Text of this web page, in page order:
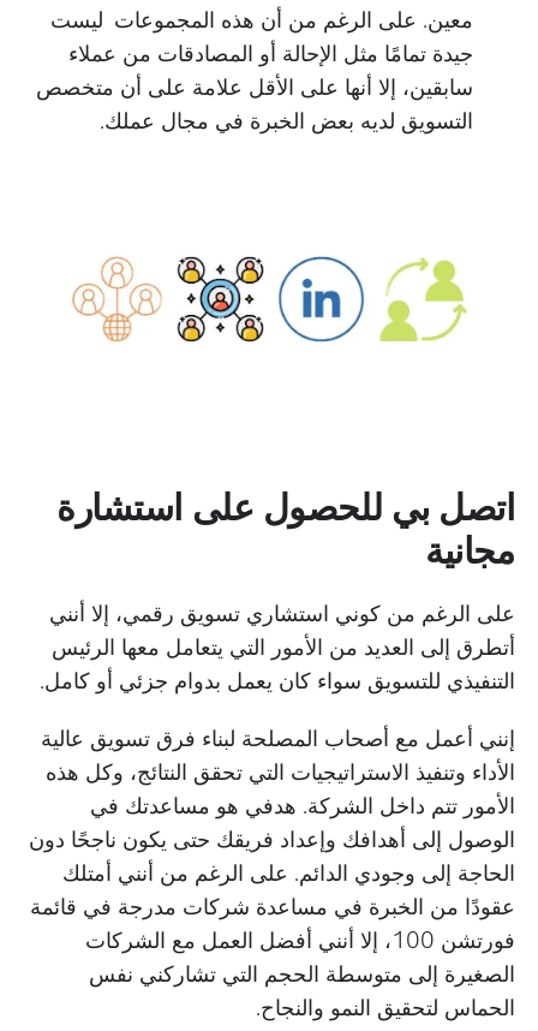
معين. على الرغم من أن هذه المجموعات ليست
جيدة تمامًا مثل الإحالة أو المصادقات من عملاء
سابقين، إلا أنها على الأقل علامة على أن متخصص
التسويق لديه بعض الخبرة في مجال عملك.
اتصل بي للحصول على استشارة
مجانية
على الرغم من كوني استشاري تسويق رقمي، إلا أنني
أتطرق إلى العديد من الأمور التي يتعامل معها الرئيس
التنفيذي للتسويق سواء كان يعمل بدوام جزئي أو كامل.
إنني أعمل مع أصحاب المصلحة لبناء فرق تسويق عالية
الأداء وتنفيذ الاستراتيجيات التي تحقق النتائج، وكل هذه
الأمور تتم داخل الشركة. هدفي هو مساعدتك في
الوصول إلى أهدافك وإعداد فريقك حتى يكون ناجحًا دون
الحاجة إلى وجودي الدائم. على الرغم من أنني أمتلك
عقودًا من الخبرة في مساعدة شركات مدرجة في قائمة
فورتشن 100، إلا أنني أفضل العمل مع الشركات
الصغيرة إلى متوسطة الحجم التي تشاركني نفس
الحماس لتحقيق النمو والنجاح.